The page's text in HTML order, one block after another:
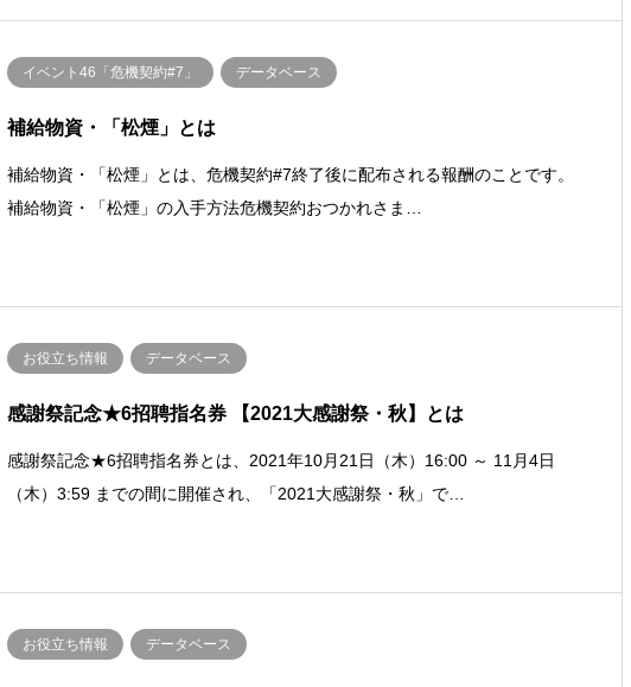
イベント46「危機契約#7」 データベース
補給物資・「松煙」とは
補給物資・「松煙」とは、危機契約#7終了後に配布される報酬のことです。
補給物資・「松煙」の入手方法危機契約おつかれさま…
お役立ち情報 データベース
感謝祭記念★6招聘指名券 【2021大感謝祭・秋】とは
感謝祭記念★6招聘指名券とは、2021年10月21日（木）16:00 ～ 11月4日
（木）3:59 までの間に開催され、「2021大感謝祭・秋」で…
お役立ち情報 データベース